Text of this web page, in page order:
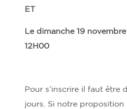
ET
Le dimanche 19
12H00
Pour s’inscrire il faut être
jours. Si notre proposition